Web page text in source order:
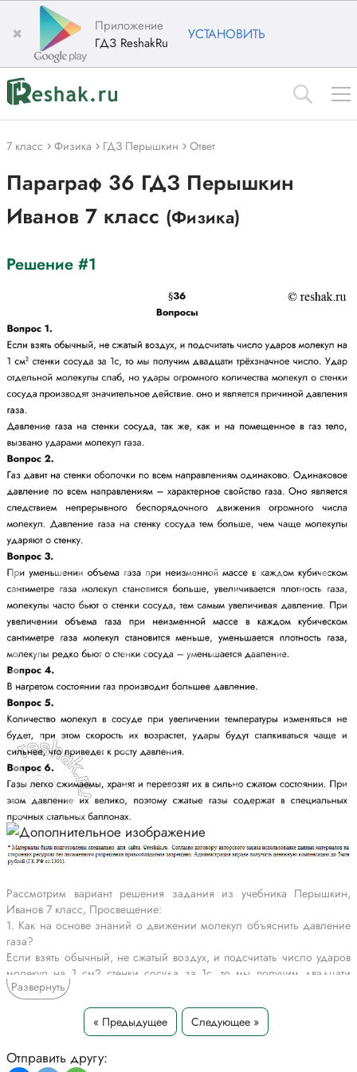
✖
Приложение
ГДЗ ReshakRu
УСТАНОВИТЬ
7 класс Физика ГДЗ Перышкин Ответ
Параграф 36 ГДЗ Перышкин
Иванов 7 класс (Физика)
Решение #1
Рассмотрим вариант решения задания из учебника Перышкин,
Иванов 7 класс, Просвещение:
1. Как на основе знаний о движении молекул объяснить давление
газа?
Если взять обычный, не сжатый воздух, и подсчитать число ударов
молекул на 1 см2 стенки сосуда за 1с, то мы получим двадцати
трёхзначное число. Удар отдельной молекулы слаб, но удары
огромного количества молекул о стенки сосуда производят
значительное действие. оно и является причиной давления газа.
Давление газа на стенки сосуда, так же, как и на помещенное в газ
тело, вызвано ударами молекул газа.
Развернуть
« Предыдущее Следующее »
Отправить другу: